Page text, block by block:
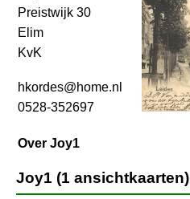
Preistwijk 30
Elim
KvK
hkordes@home.nl
0528-352697
Over Joy1
Joy1 (1 ansichtkaarten)